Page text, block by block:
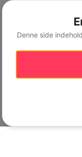
Denne side